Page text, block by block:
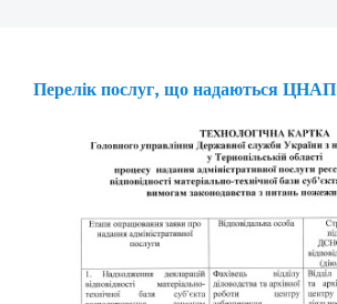
Перелік послуг, що надаються ЦНАП